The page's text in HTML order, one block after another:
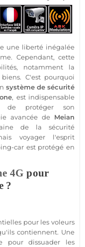
une liberté inégalée
Cependant, cette
notamment la
C'est pourquoi
systèmede sécurité
, est indispensable
de protégerson
avancée de Meian
de la sécurité
voyager l'esprit
carest protégé en
4G pour
?
pour les voleurs
contiennent. Une
pour dissuader les